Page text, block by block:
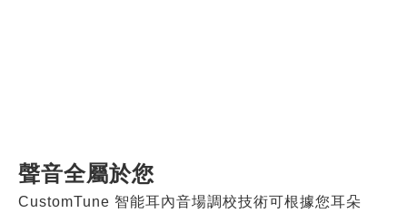
聲音全屬於您
CustomTune 智能耳內音場調校技術可根據您耳朵